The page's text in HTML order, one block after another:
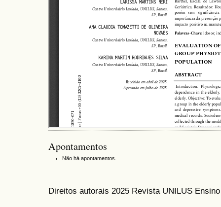
Apontamentos
Não há apontamentos.
Direitos autorais 2025 Revista UNILUS